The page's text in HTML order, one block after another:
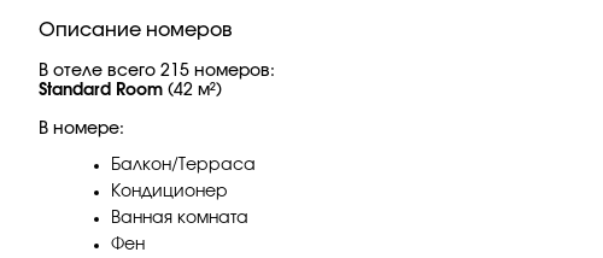
Описание номеров
В отеле всего 215 номеров:
Standard Room (42 м²)
В номере:
Балкон/Терраса
Кондиционер
Ванная комната
Фен